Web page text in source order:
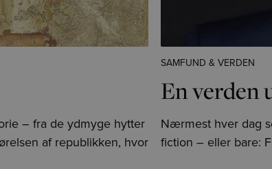
– fra de ydmyge hytter
af republikken, hvor
SAMFUND & VERDEN
En verden
Nærmest hver dag
fiction – eller bare: